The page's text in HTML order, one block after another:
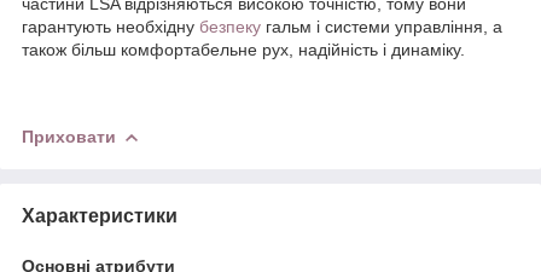
частини LSA відрізняються високою точністю, тому вони
гарантують необхідну безпеку гальм і системи управління, а
також більш комфортабельне рух, надійність і динаміку.
Приховати
Характеристики
Основні атрибути